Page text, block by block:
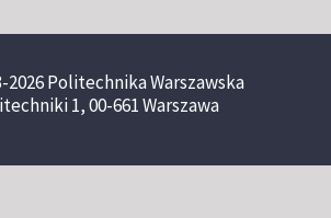
2026 Politechnika Warszawska
1, 00-661 Warszawa